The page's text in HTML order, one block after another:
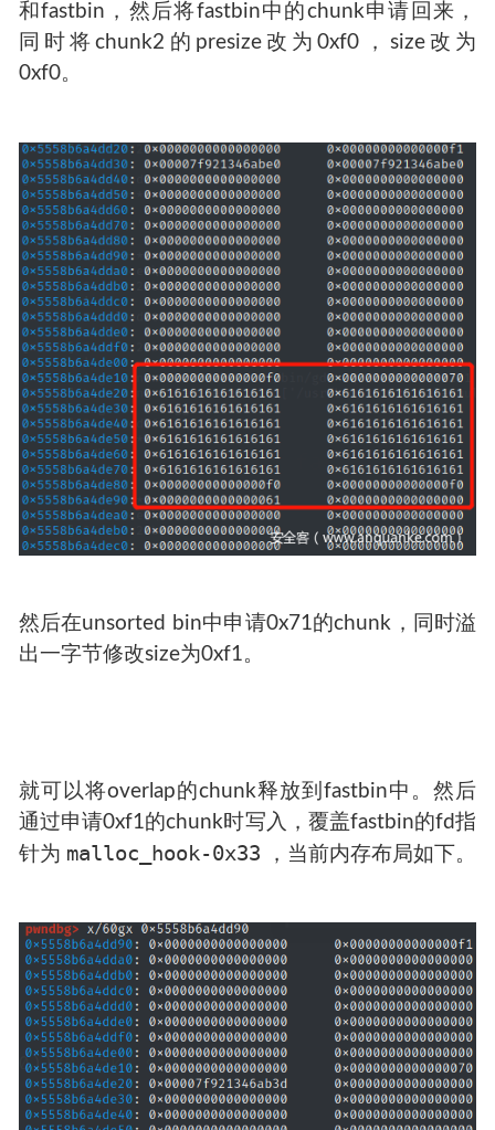
和fastbin，然后将fastbin中的chunk申请回来，
同时将chunk2的presize改为0xf0，size改为
0xf0。
然后在unsorted bin中申请0x71的chunk，同时溢
出一字节修改size为0xf1。
就可以将overlap的chunk释放到fastbin中。然后
通过申请0xf1的chunk时写入，覆盖fastbin的fd指
针为 malloc_hook-0x33 ，当前内存布局如下。